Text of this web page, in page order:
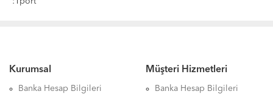
Kurumsal
Banka Hesap Bilgileri
Müşteri Hizmetleri
Banka Hesap Bilgileri